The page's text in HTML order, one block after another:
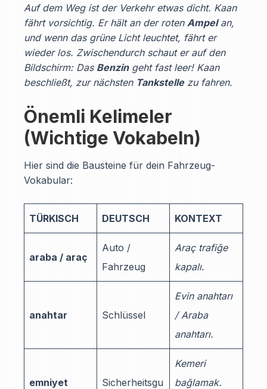
Auf dem Weg ist der Verkehr etwas dicht. Kaan
fährt vorsichtig. Er hält an der roten Ampelan,
und wenn das grüne Licht leuchtet, fährt er
wieder los. Zwischendurch schaut er auf den
Bildschirm: Das Benzingeht fast leer! Kaan
beschließt, zur nächsten Tankstellezu fahren.
Önemli Kelimeler
(Wichtige Vokabeln)
Hier sind die Bausteine für dein Fahrzeug-
Vokabular:
TÜRKISCH DEUTSCH KONTEXT
araba / araç
Auto /
Fahrzeug
Araç trafiğe
kapalı.
anahtar Schlüssel
Evin anahtarı
/ Araba
anahtarı.
emniyet
Sicherheitsgu
Kemeri
bağlamak.